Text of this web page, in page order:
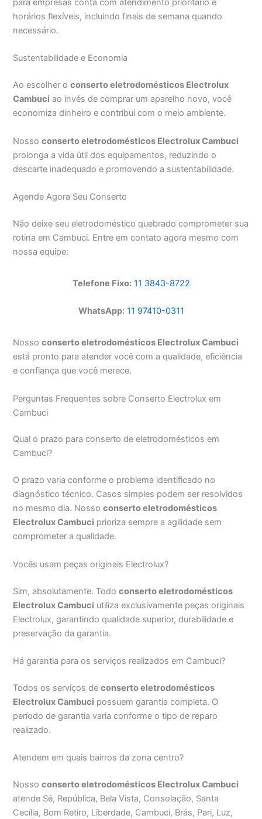
para empresas conta com atendimento prioritário e
horários flexíveis, incluindo finais de semana quando
necessário.
Sustentabilidade e Economia
Ao escolher oconserto eletrodomésticos Electrolux
Cambuci ao invés de comprar um aparelho novo, você
economiza dinheiro e contribui com o meio ambiente.
Nossoconserto eletrodomésticos Electrolux Cambuci
prolonga a vida útil dos equipamentos, reduzindo o
descarte inadequado e promovendo a sustentabilidade.
Agende Agora Seu Conserto
Não deixe seu eletrodoméstico quebrado comprometer sua
rotina em Cambuci. Entre em contato agora mesmo com
nossa equipe:
Telefone Fixo: 11 3843-8722
WhatsApp: 11 97410-0311
Nossoconserto eletrodomésticos Electrolux Cambuci
está pronto para atender você com a qualidade, eficiência
e confiança que você merece.
Perguntas Frequentes sobre Conserto Electrolux em
Cambuci
Qual o prazo para conserto de eletrodomésticos em
Cambuci?
O prazo varia conforme o problema identificado no
diagnóstico técnico. Casos simples podem ser resolvidos
no mesmo dia. Nossoconserto eletrodomésticos
Electrolux Cambuci prioriza sempre a agilidade sem
comprometer a qualidade.
Vocês usam peças originais Electrolux?
Sim, absolutamente. Todoconserto eletrodomésticos
Electrolux Cambuci utiliza exclusivamente peças originais
Electrolux, garantindo qualidade superior, durabilidade e
preservação da garantia.
Há garantia para os serviços realizados em Cambuci?
Todos os serviços deconserto eletrodomésticos
Electrolux Cambuci possuem garantia completa. O
período de garantia varia conforme o tipo de reparo
realizado.
Atendem em quais bairros da zona centro?
Nossoconserto eletrodomésticos Electrolux Cambuci
atende Sé, República, Bela Vista, Consolação, Santa
Cecília, Bom Retiro, Liberdade, Cambuci, Brás, Pari, Luz,